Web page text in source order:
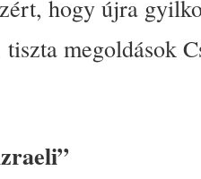
hogy újra
megoldások